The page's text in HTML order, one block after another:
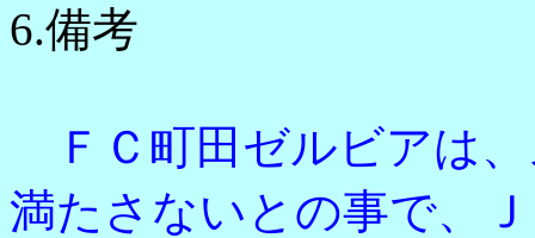
6.備考
ＦＣ町田ゼルビアは
満たさないとの事で、